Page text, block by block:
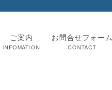
ご案内
INFOMATION
お問合せフォーム
CONTACT